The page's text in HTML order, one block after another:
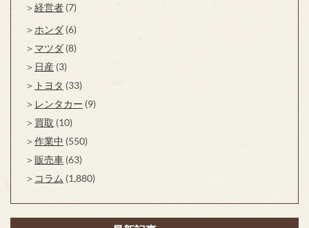
経営者 (7)
ホンダ (6)
マツダ (8)
日産 (3)
トヨタ (33)
レンタカー (9)
買取 (10)
作業中 (550)
販売車 (63)
コラム (1,880)